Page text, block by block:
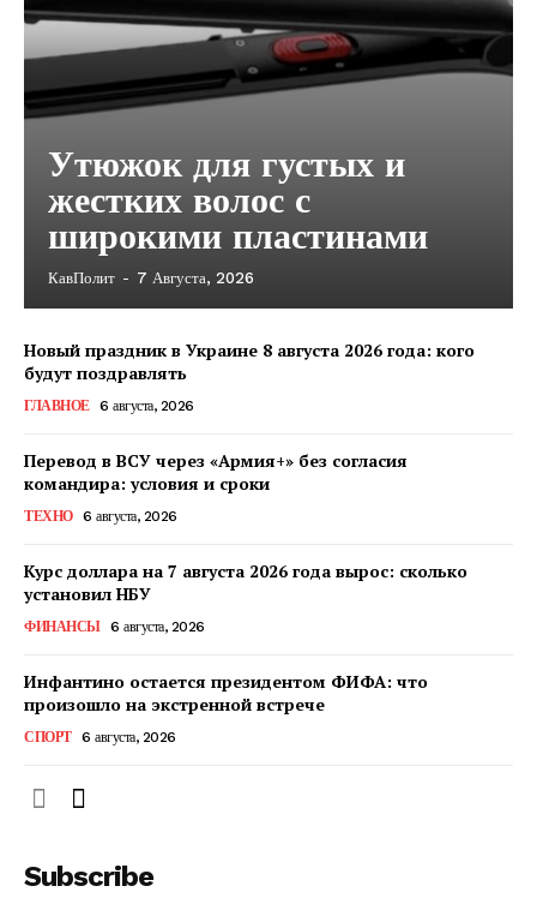
ПОДПИСАТЬСЯ СЕЙЧАС
Связаться с нами
Подписка
Мой аккаунт
Контакты
Утюжок для густых и
жестких волос с
широкими пластинами
КавПолит - 7 Августа, 2026
Новый праздник в Украине 8 августа 2026 года: кого
будут поздравлять
ГЛАВНОЕ 6 августа, 2026
Перевод в ВСУ через «Армия+» без согласия
командира: условия и сроки
ТЕХНО 6 августа, 2026
Курс доллара на 7 августа 2026 года вырос: сколько
установил НБУ
ФИНАНСЫ 6 августа, 2026
Инфантино остается президентом ФИФА: что
произошло на экстренной встрече
СПОРТ 6 августа, 2026
Subscribe